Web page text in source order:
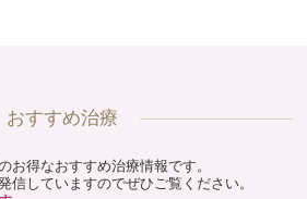
おすすめ治療
お得なおすすめ治療情報です。
信していますのでぜひご覧ください。